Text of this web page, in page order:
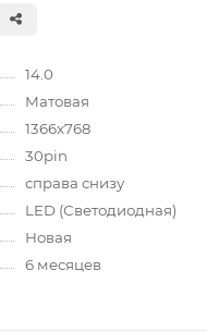
14.0
Матовая
1366x768
30pin
справа снизу
LED (Светодиодная)
Новая
6 месяцев